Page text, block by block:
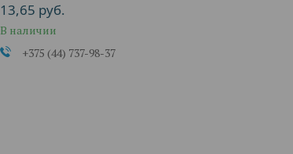
13,65 руб.
В наличии
+375 (44) 737-98-37